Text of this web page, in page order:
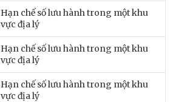
Hạn chế số lưu hành trong một khu
vực địa lý
Hạn chế số lưu hành trong một khu
vực địa lý
Hạn chế số lưu hành trong một khu
vực địa lý